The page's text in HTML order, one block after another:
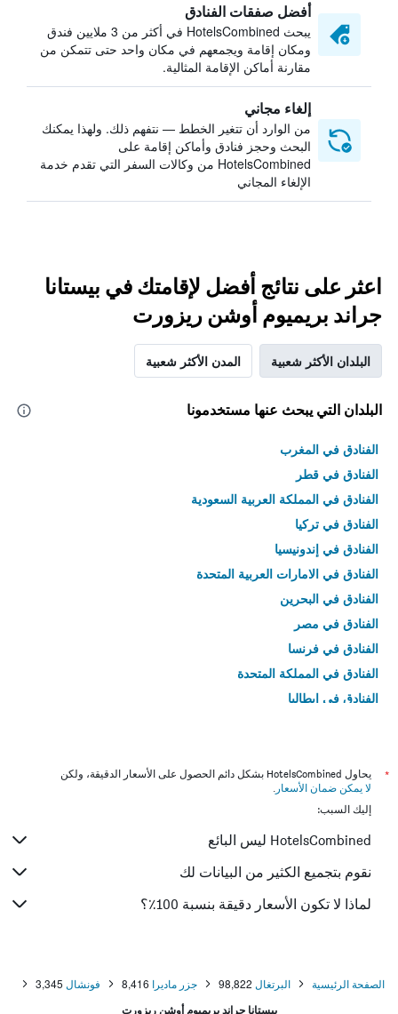
أفضل صفقات الفنادق
يبحث HotelsCombined في أكثر من 3 ملايين فندق
ومكان إقامة ويجمعهم في مكان واحد حتى تتمكن من
مقارنة أماكن الإقامة المثالية.
إلغاء مجاني
من الوارد أن تتغير الخطط — نتفهم ذلك. ولهذا يمكنك
البحث وحجز فنادق وأماكن إقامة على
HotelsCombined من وكالات السفر التي تقدم خدمة
الإلغاء المجاني
اعثر على نتائج أفضل لإقامتك في بيستانا
جراند بريميوم أوشن ريزورت
البلدان الأكثر شعبية المدن الأكثر شعبية
البلدان التي يبحث عنها مستخدمونا
الفنادق في المغرب
الفنادق في قطر
الفنادق في المملكة العربية السعودية
الفنادق في تركيا
الفنادق في إندونيسيا
الفنادق في الامارات العربية المتحدة
الفنادق في البحرين
الفنادق في مصر
الفنادق في فرنسا
الفنادق في المملكة المتحدة
الفنادق في إيطاليا
*
يحاول HotelsCombined بشكل دائم الحصول على الأسعار الدقيقة، ولكن
لا يمكن ضمان الأسعار .
إليك السبب:
HotelsCombined ليس البائع
نقوم بتجميع الكثير من البيانات لك
لماذا لا تكون الأسعار دقيقة بنسبة 100٪؟
الصفحة الرئيسية البرتغال 98,822 جزر ماديرا 8,416 فونشال 3,345
بيستانا جراند بريميوم أوشن ريزورت